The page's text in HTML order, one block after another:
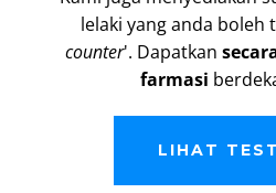
lelaki yang anda boleh
counter'. Dapatkan
farmasi
LIHAT